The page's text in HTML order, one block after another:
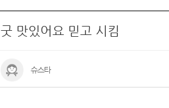
굿 맛있어요 믿고 시킴
슈스타